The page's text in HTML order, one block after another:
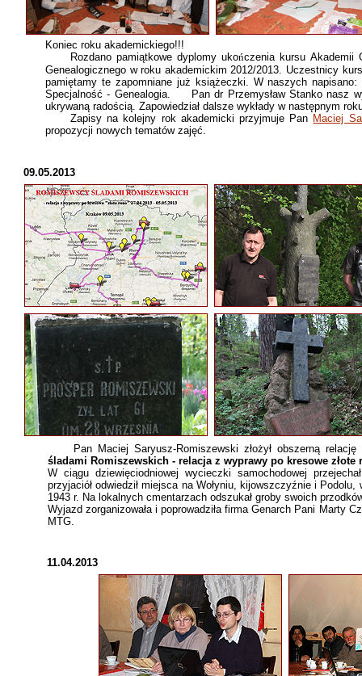
11.04.2013
09.05.2013
Pan Maciej Saryusz-Romiszewski złożył obszerną
śladami Romiszewskich - relacja z wyprawy po kresowe
W ciągu dziewięciodniowej wycieczki samochodowej
przyjaciół odwiedził miejsca na Wołyniu, kijowszczyźnie i
1943 r. Na lokalnych cmentarzach odszukał groby swoich
Wyjazd zorganizowała i poprowadziła firma Genarch Pani Marty
MTG.
Koniec roku akademickiego!!!
Rozdano pamiątkowe dyplomy ukończenia kursu Akademii
Genealogicznego w roku akademickim 2012/2013. Uczestnicy
pamiętamy te zapomniane już książeczki. W naszych
Specjalność - Genealogia. Pan dr Przemysław Stanko nasz
ukrywaną radością. Zapowiedział dalsze wykłady w następnym
Zapisy na kolejny rok akademicki przyjmuje Pan Maciej
propozycji nowych tematów zajęć.